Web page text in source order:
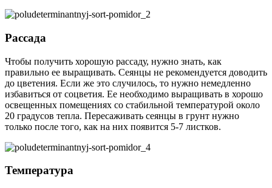
Рассада
Чтобы получить хорошую рассаду, нужно знать, как
правильно ее выращивать. Сеянцы не рекомендуется доводить
до цветения. Если же это случилось, то нужно немедленно
избавиться от соцветия. Ее необходимо выращивать в хорошо
освещенных помещениях со стабильной температурой около
20 градусов тепла. Пересаживать сеянцы в грунт нужно
только после того, как на них появится 5-7 листков.
Температура